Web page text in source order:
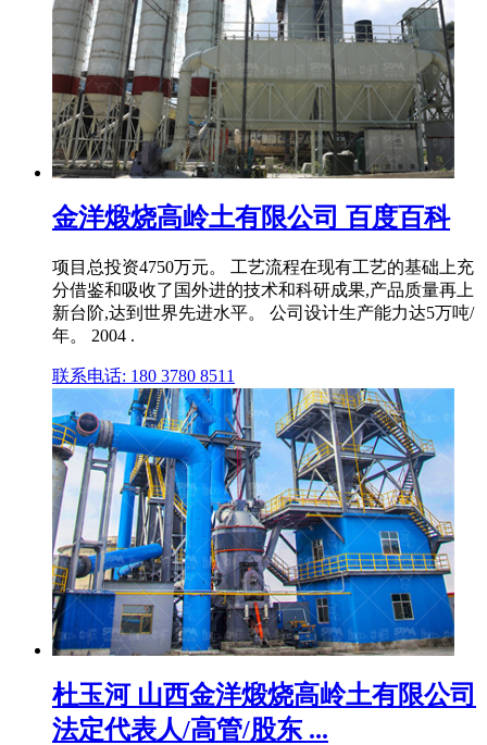
金洋煅烧高岭土有限公司 百度百科
项目总投资4750万元。 工艺流程在现有工艺的基础上充
分借鉴和吸收了国外进的技术和科研成果,产品质量再上
新台阶,达到世界先进水平。 公司设计生产能力达5万吨/
年。 2004 .
联系电话: 180 3780 8511
杜玉河 山西金洋煅烧高岭土有限公司
法定代表人/高管/股东 ...